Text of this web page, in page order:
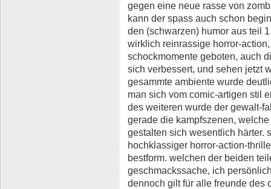
gegen eine neue rasse von
kann der spass auch schon
den (schwarzen) humor aus teil
wirklich reinrassige horror-
schockmomente geboten, auch
sich verbessert, und sehen jetzt
gesammte ambiente wurde
man sich vom comic-artigen stil
des weiteren wurde der gewalt-
gerade die kampfszenen,
gestalten sich wesentlich härter.
hochklassiger horror-action-
bestform. welchen der beiden
geschmackssache, ich
dennoch gilt für alle freunde des